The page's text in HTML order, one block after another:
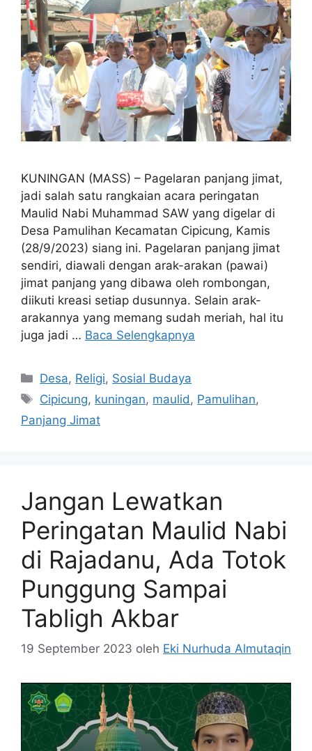
KUNINGAN (MASS) – Pagelaran panjang jimat,
jadi salah satu rangkaian acara peringatan
Maulid Nabi Muhammad SAW yang digelar di
Desa Pamulihan Kecamatan Cipicung, Kamis
(28/9/2023) siang ini. Pagelaran panjang jimat
sendiri, diawali dengan arak-arakan (pawai)
jimat panjang yang dibawa oleh rombongan,
diikuti kreasi setiap dusunnya. Selain arak-
arakannya yang memang sudah meriah, hal itu
juga jadi … Baca Selengkapnya
Kategori
Desa, Religi, Sosial Budaya
Tag
Cipicung, kuningan, maulid , Pamulihan,
Panjang Jimat
Jangan Lewatkan
Peringatan Maulid Nabi
di Rajadanu, Ada Totok
Punggung Sampai
Tabligh Akbar
19 September 2023 oleh Eki Nurhuda Almutaqin